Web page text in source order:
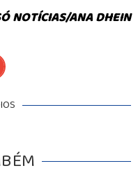
NOTÍCIAS/ANA DHEIN